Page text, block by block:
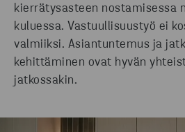
kierrätysasteen nostamisessa
kuluessa. Vastuullisuustyö ei
valmiiksi. Asiantuntemus ja
kehittäminen ovat hyvän
jatkossakin.